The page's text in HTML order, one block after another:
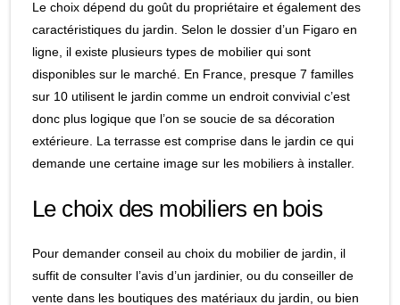
Le choix dépend du goût du propriétaire et également des
caractéristiques du jardin. Selon le dossier d’un Figaro en
ligne, il existe plusieurs types de mobilier qui sont
disponibles sur le marché. En France, presque 7 familles
sur 10 utilisent le jardin comme un endroit convivial c’est
donc plus logique que l’on se soucie de sa décoration
extérieure. La terrasse est comprise dans le jardin ce qui
demande une certaine image sur les mobiliers à installer.
Le choix des mobiliers en bois
Pour demander conseil au choix du mobilier de jardin, il
suffit de consulter l’avis d’un jardinier, ou du conseiller de
vente dans les boutiques des matériaux du jardin, ou bien